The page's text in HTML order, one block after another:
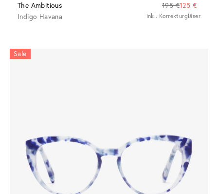
The Ambitious 195 €125 €
Indigo Havana
inkl. Korrekturgläser
Sale